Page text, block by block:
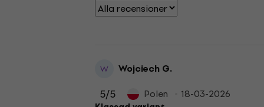
W Wojciech G.
5/5 Polen 18-03-2026